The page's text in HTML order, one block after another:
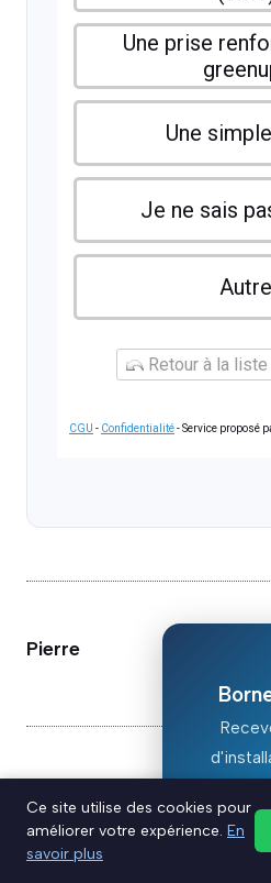
Une prise
Une
Je ne sais
Autre
Retour à la
CGU - Confidentialité- Service proposé
Pierre
Ce site utilise des cookies pour
améliorer votre expérience. En
savoir plus